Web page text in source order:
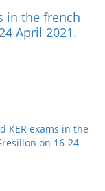
in the french
April 2021.
KER exams in the
on 16-24